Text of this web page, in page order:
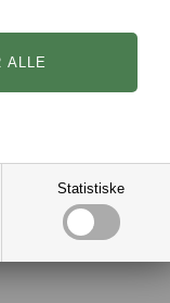
Statistiske
(Genanvendt)